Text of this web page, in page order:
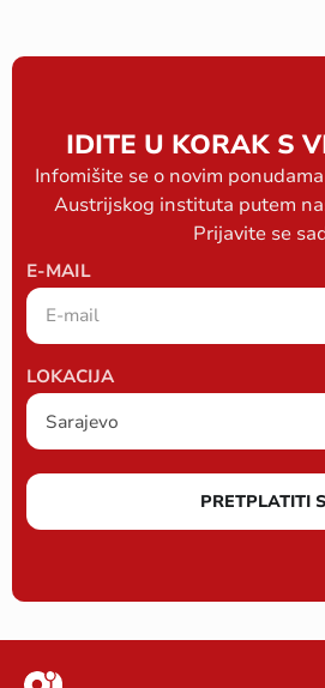
IDITE U KORAK S
Infomišite se o novim
Austrijskog instituta putem
Prijavite se
E-MAIL
LOKACIJA
PRETPLATITI